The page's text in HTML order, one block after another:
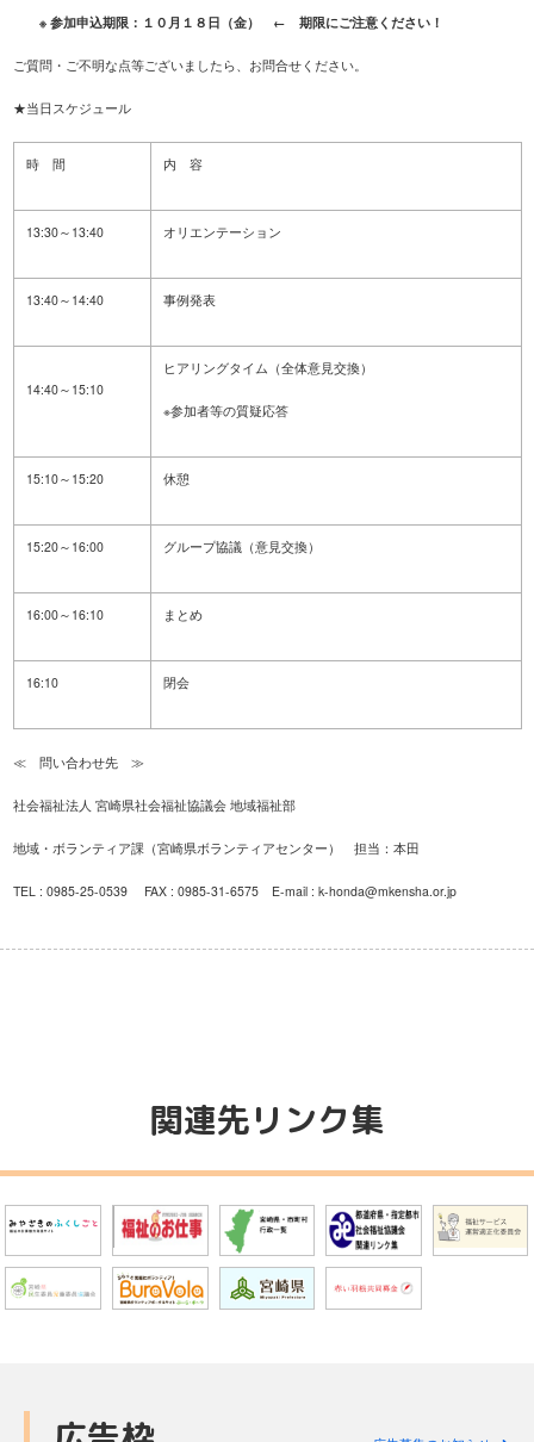
※ 参加申込期限：１０月１８日（金） ← 期限にご注意ください！
ご質問・ご不明な点等ございましたら、お問合せください。
★当日スケジュール
時 間 内 容
13:30～ 13:40 オリエンテーション
13:40～ 14:40 事例発表
14:40～ 15:10
ヒアリングタイム（全体意見交換）
※参加者等の質疑応答
15:10～ 15:20 休憩
15:20～ 16:00 グループ協議（意見交換）
16:00～ 16:10 まとめ
16:10 閉会
≪ 問い合わせ先 ≫
社会福祉法人 宮崎県社会福祉協議会 地域福祉部
地域・ボランティア課（宮崎県ボランティアセンター） 担当：本田
TEL : 0985-25-0539 FAX : 0985-31-6575 E-mail : k-honda@mkensha.or.jp
関連先リンク集